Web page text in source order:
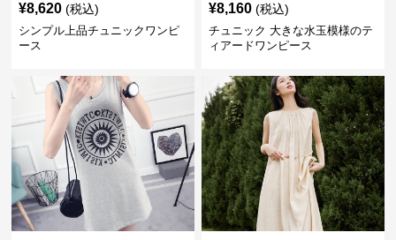
¥8,620 (税込)
シンプル上品チュニックワンピ
ース
¥8,160 (税込)
チュニック 大きな水玉模様のテ
ィアードワンピース